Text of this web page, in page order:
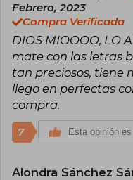
Febrero, 2023
Compra Verificada
DIOS MIOOOO, LO
mate con las letras
tan preciosos, tiene
llego en perfectas
compra.
7 Esta opinión
Alondra Sánchez